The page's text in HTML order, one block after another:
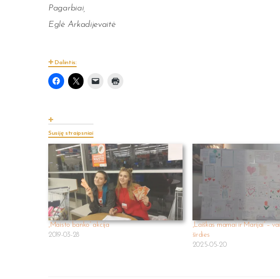
Pagarbiai,
Eglė Arkadijevaitė
Dalintis:
Susiję straipsniai
„Maisto banko” akcija
2019-03-28
„Laiškas mamai ir Marijai” –
širdies
2025-05-20